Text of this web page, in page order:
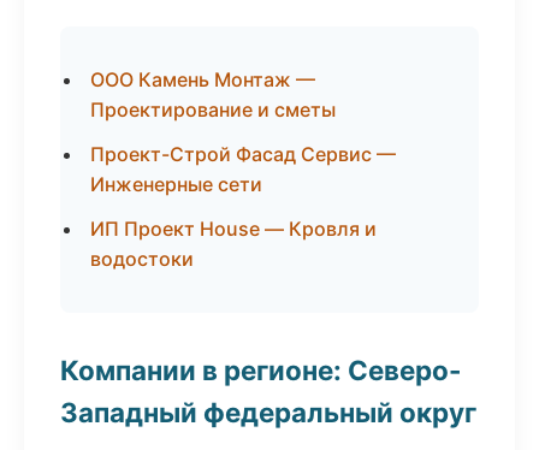
ООО Камень Монтаж —
Проектирование и сметы
Проект-Строй Фасад Сервис —
Инженерные сети
ИП Проект House — Кровля и
водостоки
Компании в регионе: Северо-
Западный федеральный округ